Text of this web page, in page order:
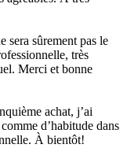
sera sûrement pas le
très
Merci et bonne
achat, j’ai
d’habitude dans
À bientôt!